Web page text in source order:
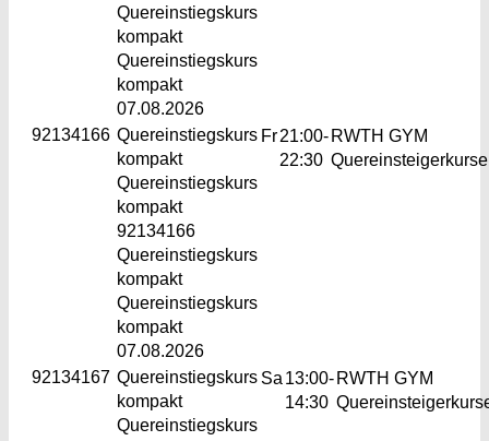
Quereinstiegskurs
kompakt
Quereinstiegskurs
kompakt
07.08.2026
92134166 Quereinstiegskurs
kompakt
Quereinstiegskurs
kompakt
92134166
Quereinstiegskurs
kompakt
Quereinstiegskurs
kompakt
07.08.2026
Fr21:00-
22:30
RWTH GYM
Quereinsteigerkurse
92134167 Quereinstiegskurs
kompakt
Quereinstiegskurs
Sa 13:00-
14:30
RWTH GYM